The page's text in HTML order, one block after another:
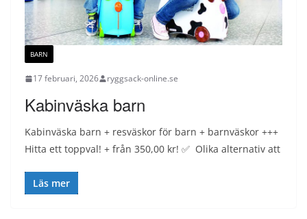
BARN
17 februari, 2026 ryggsack-online.se
Kabinväska barn
Kabinväska barn + resväskor för barn + barnväskor +++
Hitta ett toppval! + från 350,00 kr! ✅ Olika alternativ att
Läs mer